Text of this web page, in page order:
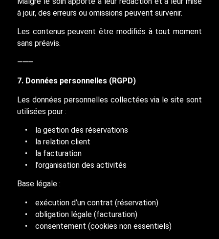
à jour, des erreurs ou omissions peuvent survenir.
Les contenus peuvent être modifiés à tout moment
sans préavis.
⸻
7. Données personnelles (RGPD)
Les données personnelles collectées via le site sont
utilisées pour :
• la gestion des réservations
• la relation client
• la facturation
• l’organisation des activités
Base légale :
• exécution d’un contrat (réservation)
• obligation légale (facturation)
• consentement (cookies non essentiels)